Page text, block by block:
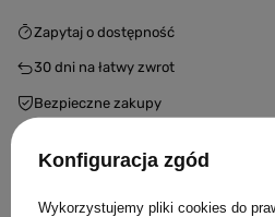
Zapytaj o dostępność
30 dni na łatwy zwrot
Bezpieczne zakupy
Konfiguracja zgód
Wykorzystujemy pliki cookies do